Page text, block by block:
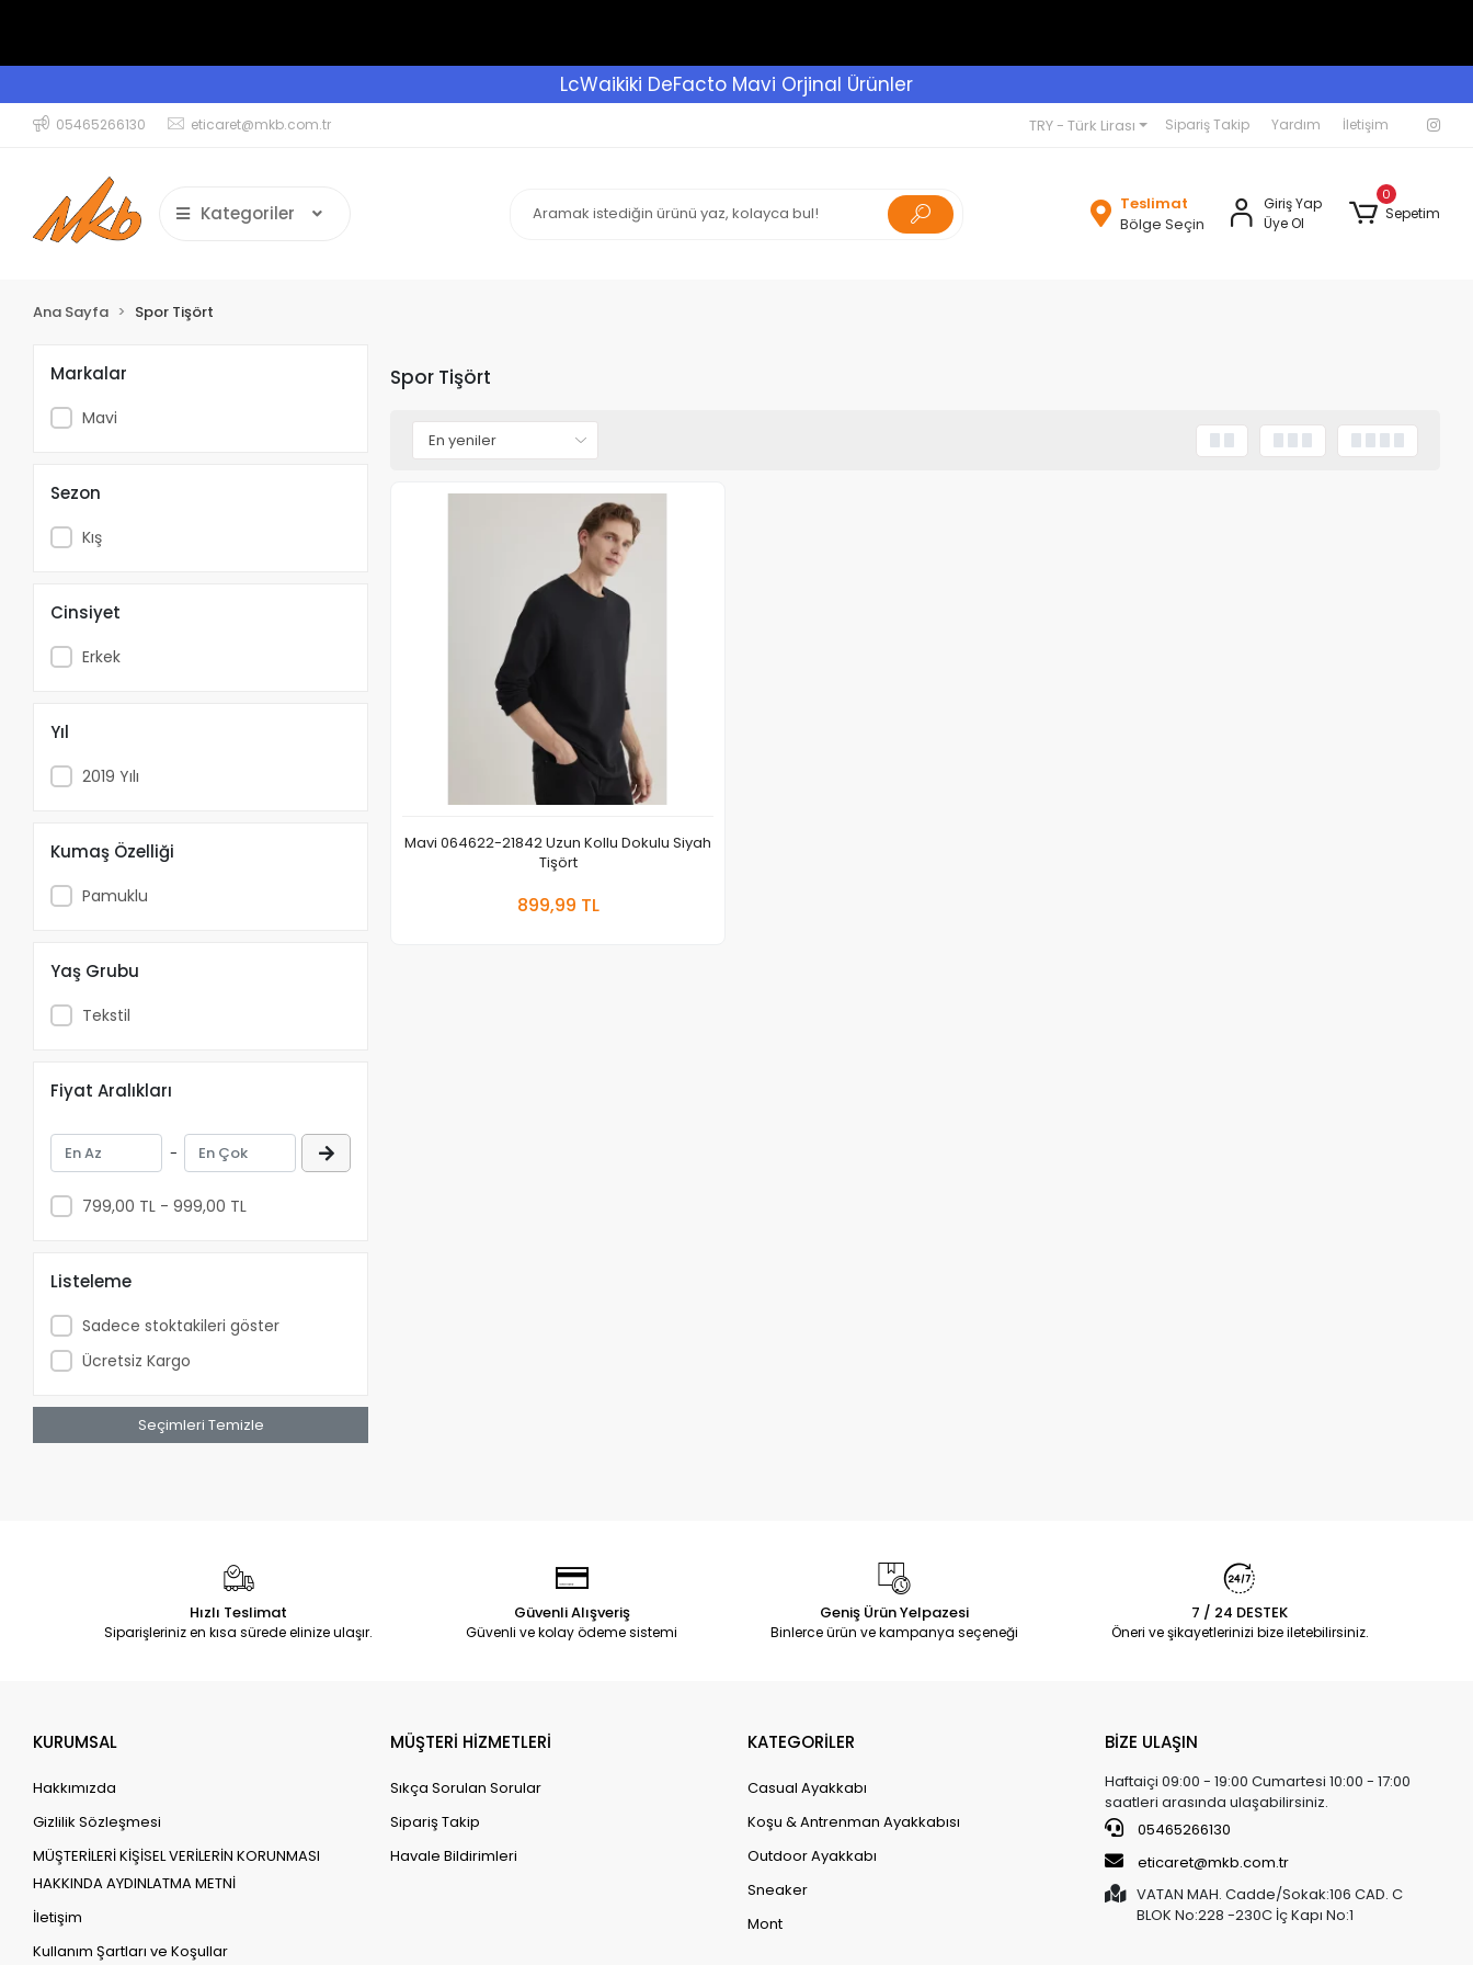
LcWaikiki DeFacto Mavi Orjinal Ürünler
05465266130 eticaret@mkb.com.tr TRY - Türk Lirası Sipariş Takip Yardım İletişim
Kategoriler
Teslimat
Bölge Seçin
Giriş Yap
Üye Ol
0
Sepetim
Ana Sayfa Spor Tişört
Markalar
Mavi
Sezon
Kış
Cinsiyet
Erkek
Yıl
2019 Yılı
Kumaş Özelliği
Pamuklu
Yaş Grubu
Tekstil
Fiyat Aralıkları
-
799,00 TL - 999,00 TL
Listeleme
Sadece stoktakileri göster
Ücretsiz Kargo
Seçimleri Temizle
Spor Tişört
Mavi 064622-21842 Uzun Kollu Dokulu Siyah
Tişört
899,99 TL
Hızlı Teslimat
Siparişleriniz en kısa sürede elinize ulaşır.
Güvenli Alışveriş
Güvenli ve kolay ödeme sistemi
Geniş Ürün Yelpazesi
Binlerce ürün ve kampanya seçeneği
7 / 24 DESTEK
Öneri ve şikayetlerinizi bize iletebilirsiniz.
KURUMSAL
Hakkımızda
Gizlilik Sözleşmesi
MÜŞTERİLERİ KİŞİSEL VERİLERİN KORUNMASI
HAKKINDA AYDINLATMA METNİ
İletişim
Kullanım Şartları ve Koşullar
MÜŞTERİ HİZMETLERİ
Sıkça Sorulan Sorular
Sipariş Takip
Havale Bildirimleri
KATEGORİLER
Casual Ayakkabı
Koşu & Antrenman Ayakkabısı
Outdoor Ayakkabı
Sneaker
Mont
BİZE ULAŞIN
Haftaiçi 09:00 - 19:00 Cumartesi 10:00 - 17:00
saatleri arasında ulaşabilirsiniz.
05465266130
eticaret@mkb.com.tr
VATAN MAH. Cadde/Sokak:106 CAD. C
BLOK No:228 -230C İç Kapı No:1